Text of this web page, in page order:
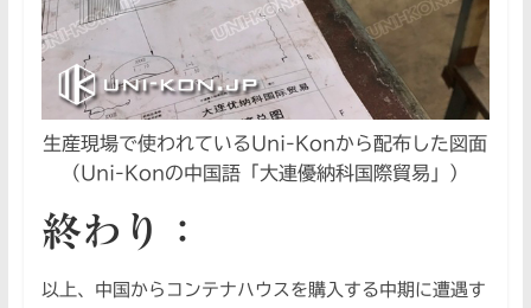
生産現場で使われているUni-Konから配布した図面
（Uni-Konの中国語「大連優納科国際貿易」）
終わり：
以上、中国からコンテナハウスを購入する中期に遭遇す